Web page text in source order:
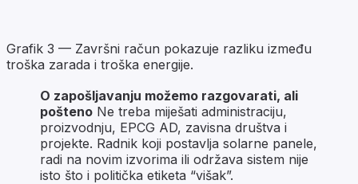
Grafik 3 — Završni račun pokazuje razliku između
troška zarada i troška energije.
O zapošljavanju možemo razgovarati, ali
pošteno Ne treba miješati administraciju,
proizvodnju, EPCG AD, zavisna društva i
projekte. Radnik koji postavlja solarne panele,
radi na novim izvorima ili održava sistem nije
isto što i politička etiketa “višak”.